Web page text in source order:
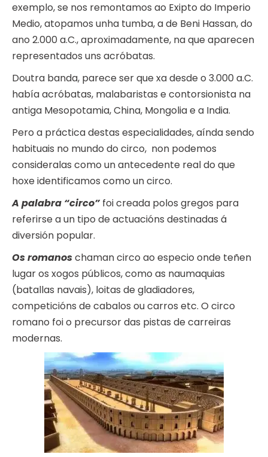
exemplo, se nos remontamos ao Exipto do Imperio
Medio, atopamos unha tumba, a de Beni Hassan, do
ano 2.000 a.C., aproximadamente, na que aparecen
representados uns acróbatas.
Doutra banda, parece ser que xa desde o 3.000 a.C.
había acróbatas, malabaristas e contorsionista na
antiga Mesopotamia, China, Mongolia e a India.
Pero a práctica destas especialidades, aínda sendo
habituais no mundo do circo, non podemos
consideralas como un antecedente real do que
hoxe identificamos como un circo.
A palabra “circo”foi creada polos gregos para
referirse a un tipo de actuacións destinadas á
diversión popular.
Os romanoschaman circo ao especio onde teñen
lugar os xogos públicos, como as naumaquias
(batallas navais), loitas de gladiadores,
competicións de cabalos ou carros etc. O circo
romano foi o precursor das pistas de carreiras
modernas.